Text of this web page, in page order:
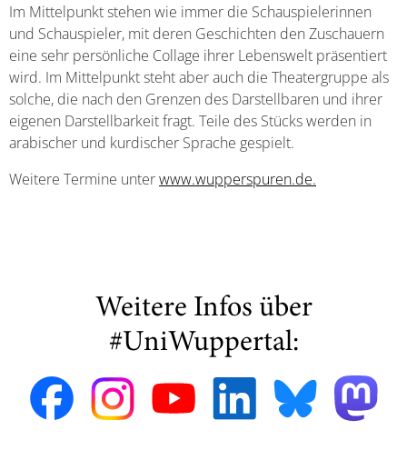
Im Mittelpunkt stehen wie immer die Schauspielerinnen
und Schauspieler, mit deren Geschichten den Zuschauern
eine sehr persönliche Collage ihrer Lebenswelt präsentiert
wird. Im Mittelpunkt steht aber auch die Theatergruppe als
solche, die nach den Grenzen des Darstellbaren und ihrer
eigenen Darstellbarkeit fragt. Teile des Stücks werden in
arabischer und kurdischer Sprache gespielt.
Weitere Termine unterwww.wupperspuren.de.
Weitere Infos über
#UniWuppertal: